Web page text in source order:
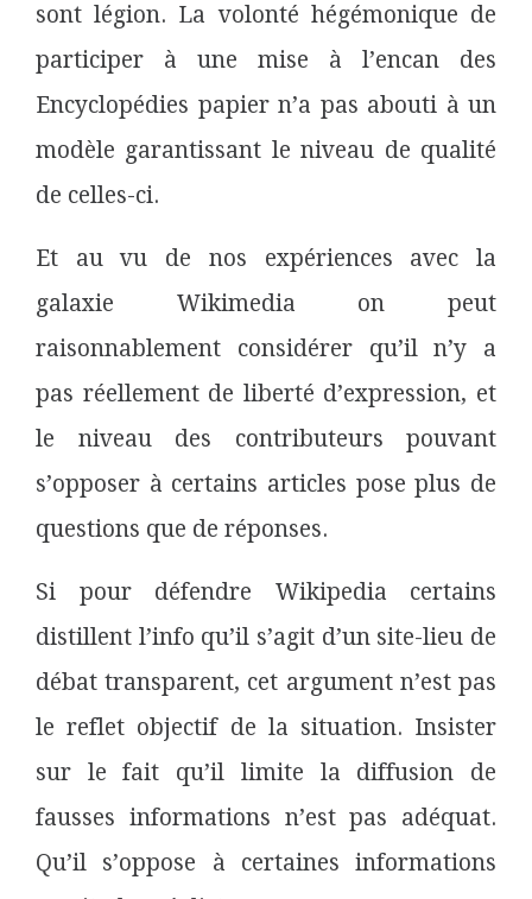
sont légion. La volonté hégémonique de
participer à une mise à l’encan des
Encyclopédies papier n’a pas abouti à un
modèle garantissant le niveau de qualité
de celles-ci.
Et au vu de nos expériences avec la
galaxie Wikimedia on peut
raisonnablement considérer qu’il n’y a
pas réellement de liberté d’expression, et
le niveau des contributeurs pouvant
s’opposer à certains articles pose plus de
questions que de réponses.
Si pour défendre Wikipedia certains
distillent l’info qu’il s’agit d’un site-lieu de
débat transparent, cet argument n’est pas
le reflet objectif de la situation. Insister
sur le fait qu’il limite la diffusion de
fausses informations n’est pas adéquat.
Qu’il s’oppose à certaines informations